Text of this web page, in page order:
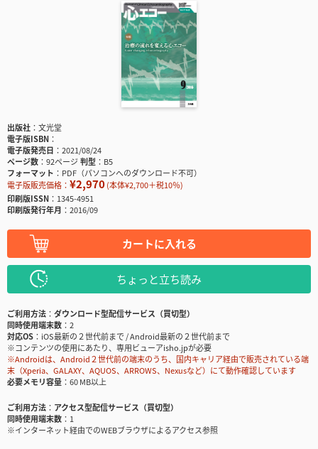
出版社
文光堂
電子版ISBN
電子版発売日
2021/08/24
ページ数
92ページ判型
B5
フォーマット
PDF（パソコンへのダウンロード不可）
電子版販売価格： ¥2,970(本体¥2,700＋税10％)
印刷版ISSN
1345-4951
印刷版発行年月
2016/09
カートに入れる
ちょっと立ち読み
ご利用方法
ダウンロード型配信サービス（買切型）
同時使用端末数
2
対応OS
iOS最新の２世代前まで / Android最新の２世代前まで
※コンテンツの使用にあたり、専用ビューアisho.jpが必要
※Androidは、Android２世代前の端末のうち、国内キャリア経由で販売されている端
末（Xperia、GALAXY、AQUOS、ARROWS、Nexusなど）にて動作確認しています
必要メモリ容量
60 MB以上
ご利用方法
アクセス型配信サービス（買切型）
同時使用端末数
1
※インターネット経由でのWEBブラウザによるアクセス参照